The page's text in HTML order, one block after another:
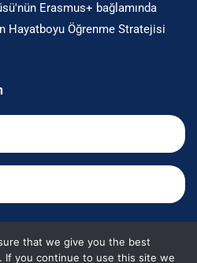
Erasmus+ bağlamında
Hayatboyu Öğrenme Stratejisi
that we give you the best
If you continue to use this site we